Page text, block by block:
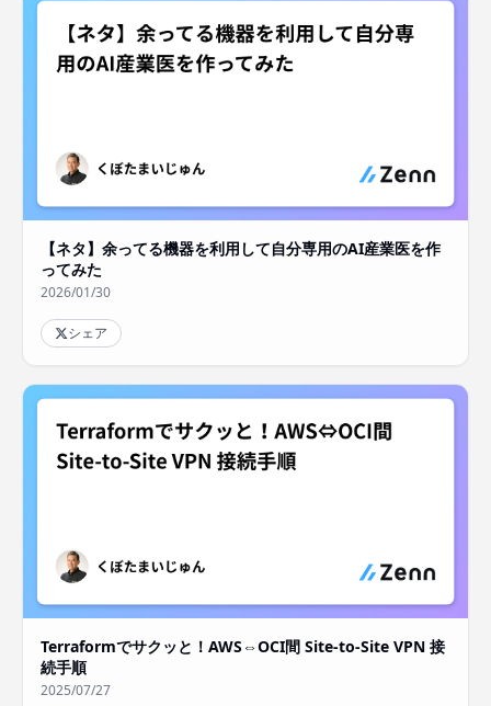
【ネタ】余ってる機器を利用して自分専用のAI産業医を作
ってみた
2026/01/30
シェア
Terraformでサクッと！AWS⇔OCI間 Site‑to‑Site VPN 接
続手順
2025/07/27